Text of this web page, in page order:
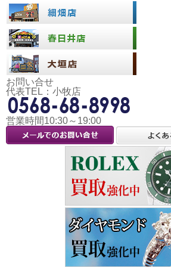
お問い合せ
代表TEL：小牧店
営業時間10:30～19:00